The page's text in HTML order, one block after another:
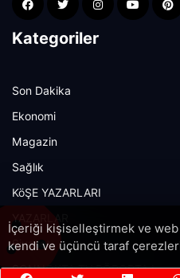
Kategoriler
Son Dakika
Ekonomi
Magazin
Sağlık
KöŞE YAZARLARI
YAZARLAR
Siyaset
SONNOKTA TV RÖPORTAJ
İçeriği kişiselleştirmek ve
kendi ve üçüncü taraf